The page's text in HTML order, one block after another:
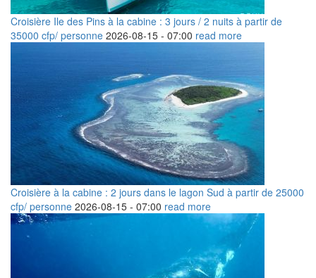
Croisière Ile des Pins à la cabine : 3 jours / 2 nuits à partir de
35000 cfp/ personne 2026-08-15 - 07:00 read more
Croisière à la cabine : 2 jours dans le lagon Sud à partir de 25000
cfp/ personne 2026-08-15 - 07:00 read more